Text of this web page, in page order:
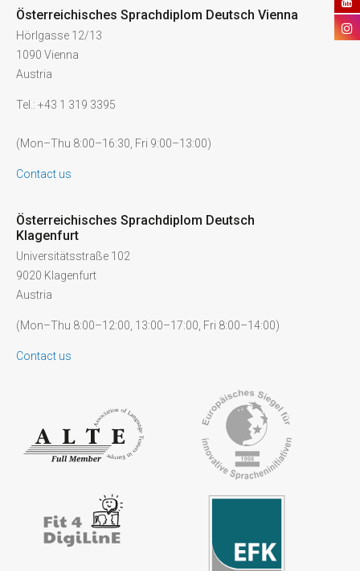
Österreichisches Sprachdiplom Deutsch Vienna
Hörlgasse 12/13
1090 Vienna
Austria
Tel.: +43 1 319 3395
(Mon–Thu 8:00–16:30, Fri 9:00–13:00)
Contact us
Österreichisches Sprachdiplom Deutsch
Klagenfurt
Universitätsstraße 102
9020 Klagenfurt
Austria
(Mon–Thu 8:00–12:00, 13:00–17:00, Fri 8:00–14:00)
Contact us